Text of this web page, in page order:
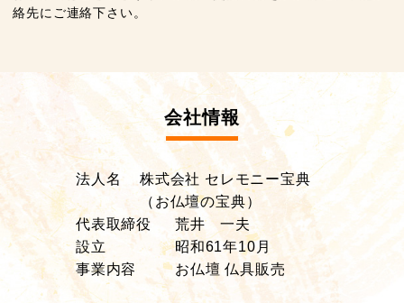
絡先にご連絡下さい。
会社情報
法人名
株式会社 セレモニー宝典
（お仏壇の宝典）
代表取締役
荒井 一夫
設立
昭和61年10月
事業内容
お仏壇 仏具販売